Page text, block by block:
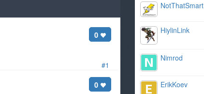
#1
0
0
NotThatSmart
HiylinLink
Nimrod
ErikKoev